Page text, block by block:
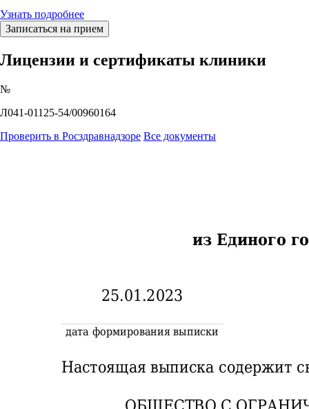
Узнать подробнее
Записаться на прием
Лицензии и сертификаты клиники
№
Л041-01125-54/00960164
Проверить в Росздравнадзоре Все документы